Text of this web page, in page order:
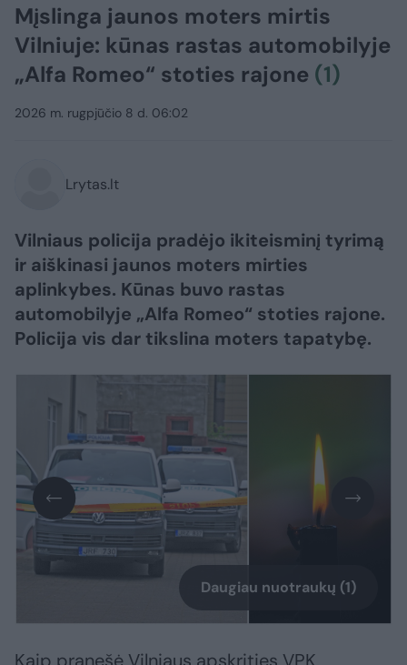
Mįslinga jaunos moters mirtis
Vilniuje: kūnas rastas automobilyje
„Alfa Romeo“ stoties rajone (1)
2026 m. rugpjūčio 8 d. 06:02
Lrytas.lt
Vilniaus policija pradėjo ikiteisminį tyrimą
ir aiškinasi jaunos moters mirties
aplinkybes. Kūnas buvo rastas
automobilyje „Alfa Romeo“ stoties rajone.
Policija vis dar tikslina moters tapatybę.
Daugiau nuotraukų (1)